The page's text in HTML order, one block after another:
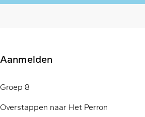
Aanmelden
Groep 8
Overstappen naar Het Perron